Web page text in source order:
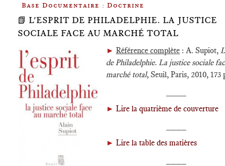
Base Documentaire : Doctrine
📗 L'ESPRIT DE PHILADELPHIE. LA JUSTICE
SOCIALE FACE AU MARCHÉ TOTAL
► Référence complète : A. Supiot,
de Philadelphie. La justice sociale
marché total, Seuil, Paris, 2010, 173
► Lire la quatrième de couverture
► Lire la table des matières